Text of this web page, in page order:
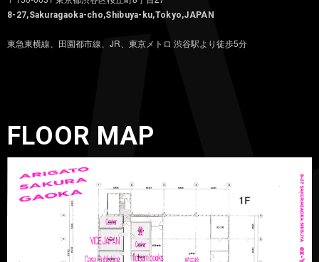
8-27,Sakuragaoka-cho,Shibuya-ku,Tokyo,JAPAN
東急東横線、田園都市線、JR、東京メトロ 渋谷駅より徒歩5分
FLOOR MAP